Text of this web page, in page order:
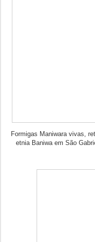
Formigas Maniwara vivas,
etnia Baniwa em São